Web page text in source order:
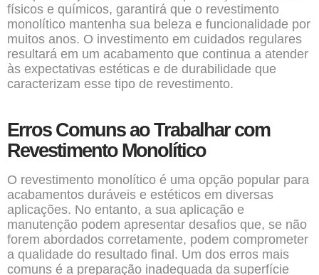
físicos e químicos, garantirá que o revestimento
monolítico mantenha sua beleza e funcionalidade por
muitos anos. O investimento em cuidados regulares
resultará em um acabamento que continua a atender
às expectativas estéticas e de durabilidade que
caracterizam esse tipo de revestimento.
Erros Comuns ao Trabalhar com
Revestimento Monolítico
O revestimento monolítico é uma opção popular para
acabamentos duráveis e estéticos em diversas
aplicações. No entanto, a sua aplicação e
manutenção podem apresentar desafios que, se não
forem abordados corretamente, podem comprometer
a qualidade do resultado final. Um dos erros mais
comuns é a preparação inadequada da superfície